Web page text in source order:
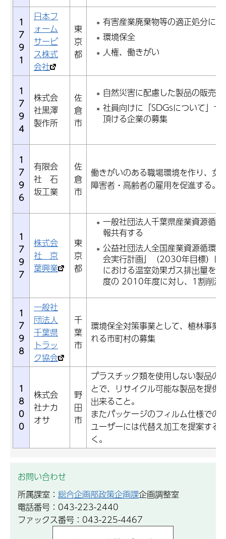
1
7
9
1
日本フ
ォーム
サービ
ス株式
会社
東
京
都
有害産業廃棄物等の適正処分に
環境保全
人権、働きがい
1
7
9
4
株式会
社黒澤
製作所
佐
倉
市
自然災害に配慮した製品の販売
社員向けに「SDGsについて」セ
頂ける企業の募集
1
7
9
6
有限会
社 石
坂工業
佐
倉
市
働きがいのある職場環境を作り、女
障害者・高齢者の雇用を促進する。
1
7
9
7
株式会
社 京
葉興業
東
京
都
一般社団法人千葉県産業資源循
報共有する
公益社団法人全国産業資源循環
会実行計画」（2030年目標）
における温室効果ガス排出量を
度の 2010年度に対し、1割削減
1
7
9
8
一般社
団法人
千葉県
トラッ
ク協会
千
葉
市
環境保全対策事業として、植林事業
れる市町村の募集
1
8
0
0
株式会
社ナカ
オサ
野
田
市
プラスチック類を使用しない製品の
とで、リサイクル可能な製品を提供
出来ること。
またパッケージのフィルム仕様での
ユーザーには代替え加工を提案する
く。
お問い合わせ
所属課室： 総合企画部政策企画課企画調整室
電話番号：043-223-2440
ファックス番号：043-225-4467